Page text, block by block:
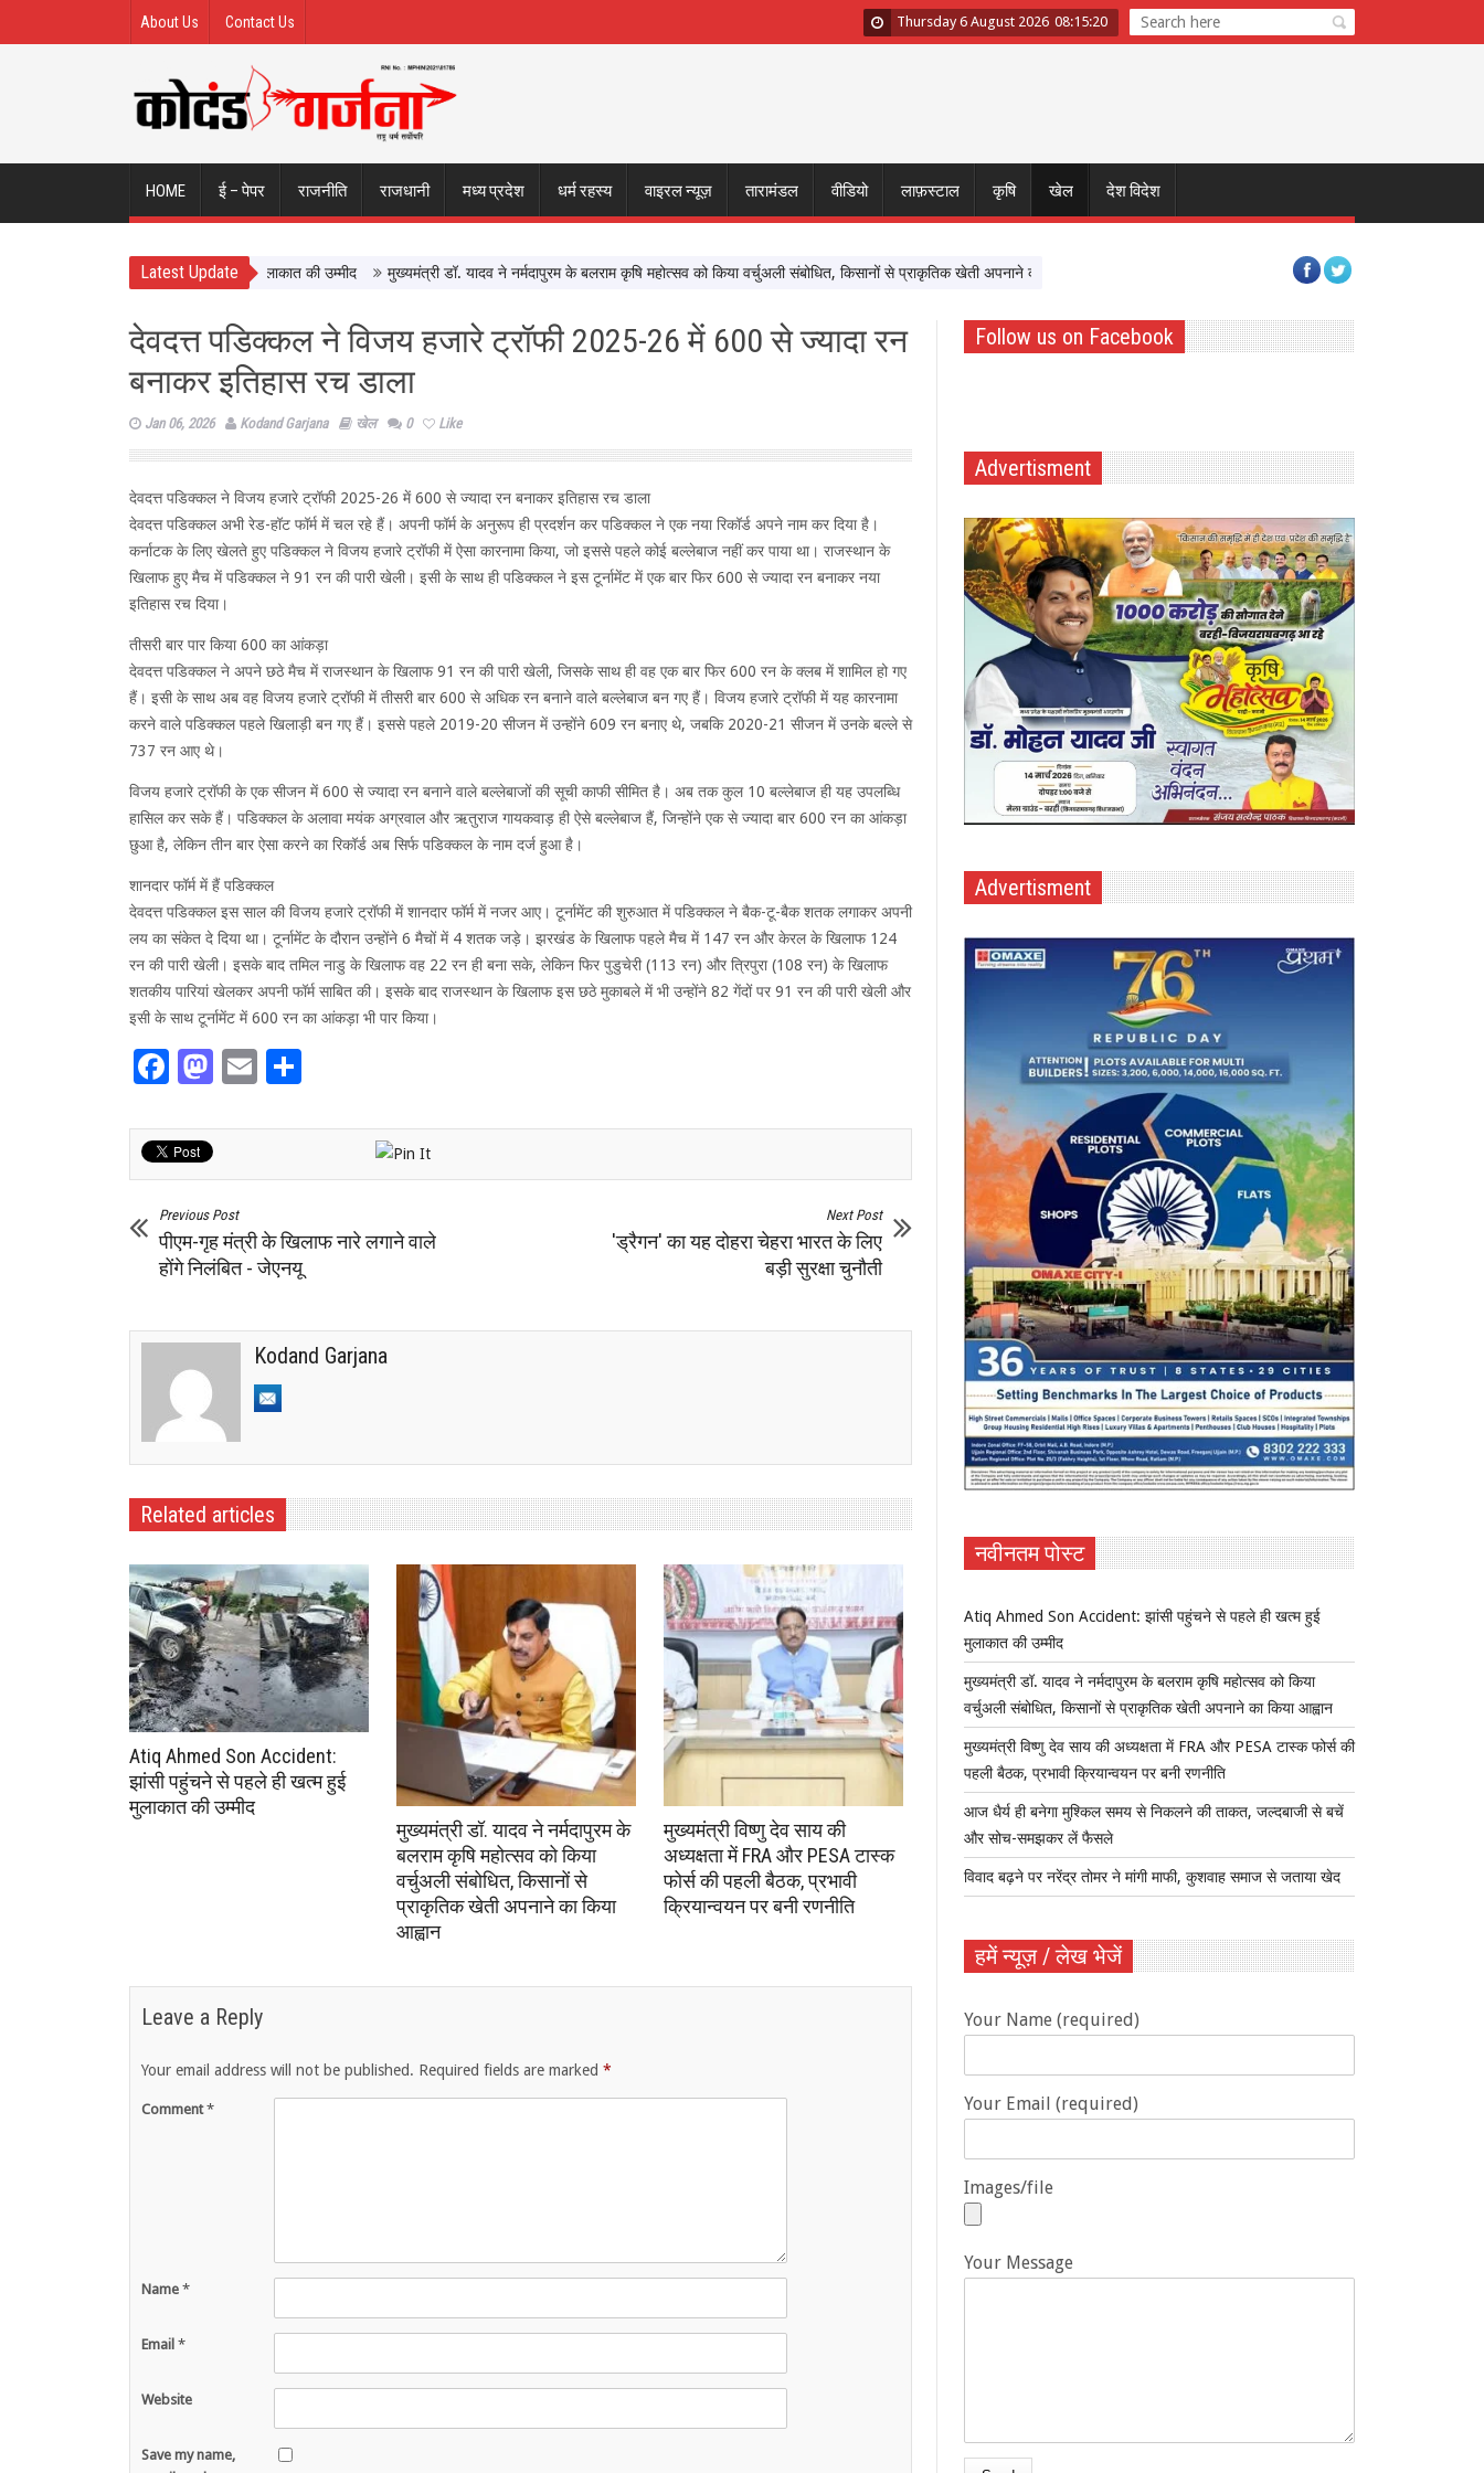
About Us Contact Us Thursday 6 August 2026 08:15:20
HOME ई – पेपर राजनीति राजधानी मध्य प्रदेश धर्म रहस्य वाइरल न्यूज़ तारामंडल वीडियो लाफ़स्टाल कृषि खेल देश विदेश
Latest Update
झांसी पहुंचने से पहले ही खत्म हुई मुलाकात की उम्मीद मुख्यमंत्री डॉ. यादव ने नर्मदापुरम के बलराम कृषि महोत्सव को किया वर्चुअली संबोधित, किसानों से प्राकृतिक खेती अपनाने का किया आह्वान मुख्यमंत्री विष्णु देव साय की अध्यक्षता में FRA और PESA टास्क
देवदत्त पडिक्कल ने विजय हजारे ट्रॉफी 2025-26 में 600 से ज्यादा रन
बनाकर इतिहास रच डाला
Jan 06, 2026 Kodand Garjana खेल 0 Like
देवदत्त पडिक्कल ने विजय हजारे ट्रॉफी 2025-26 में 600 से ज्यादा रन बनाकर इतिहास रच डाला
देवदत्त पडिक्कल अभी रेड-हॉट फॉर्म में चल रहे हैं। अपनी फॉर्म के अनुरूप ही प्रदर्शन कर पडिक्कल ने एक नया रिकॉर्ड अपने नाम कर दिया है।
कर्नाटक के लिए खेलते हुए पडिक्कल ने विजय हजारे ट्रॉफी में ऐसा कारनामा किया, जो इससे पहले कोई बल्लेबाज नहीं कर पाया था। राजस्थान के
खिलाफ हुए मैच में पडिक्कल ने 91 रन की पारी खेली। इसी के साथ ही पडिक्कल ने इस टूर्नामेंट में एक बार फिर 600 से ज्यादा रन बनाकर नया
इतिहास रच दिया।
तीसरी बार पार किया 600 का आंकड़ा
देवदत्त पडिक्कल ने अपने छठे मैच में राजस्थान के खिलाफ 91 रन की पारी खेली, जिसके साथ ही वह एक बार फिर 600 रन के क्लब में शामिल हो गए
हैं। इसी के साथ अब वह विजय हजारे ट्रॉफी में तीसरी बार 600 से अधिक रन बनाने वाले बल्लेबाज बन गए हैं। विजय हजारे ट्रॉफी में यह कारनामा
करने वाले पडिक्कल पहले खिलाड़ी बन गए हैं। इससे पहले 2019-20 सीजन में उन्होंने 609 रन बनाए थे, जबकि 2020-21 सीजन में उनके बल्ले से
737 रन आए थे।
विजय हजारे ट्रॉफी के एक सीजन में 600 से ज्यादा रन बनाने वाले बल्लेबाजों की सूची काफी सीमित है। अब तक कुल 10 बल्लेबाज ही यह उपलब्धि
हासिल कर सके हैं। पडिक्कल के अलावा मयंक अग्रवाल और ऋतुराज गायकवाड़ ही ऐसे बल्लेबाज हैं, जिन्होंने एक से ज्यादा बार 600 रन का आंकड़ा
छुआ है, लेकिन तीन बार ऐसा करने का रिकॉर्ड अब सिर्फ पडिक्कल के नाम दर्ज हुआ है।
शानदार फॉर्म में हैं पडिक्कल
देवदत्त पडिक्कल इस साल की विजय हजारे ट्रॉफी में शानदार फॉर्म में नजर आए। टूर्नामेंट की शुरुआत में पडिक्कल ने बैक-टू-बैक शतक लगाकर अपनी
लय का संकेत दे दिया था। टूर्नामेंट के दौरान उन्होंने 6 मैचों में 4 शतक जड़े। झरखंड के खिलाफ पहले मैच में 147 रन और केरल के खिलाफ 124
रन की पारी खेली। इसके बाद तमिल नाडु के खिलाफ वह 22 रन ही बना सके, लेकिन फिर पुडुचेरी (113 रन) और त्रिपुरा (108 रन) के खिलाफ
शतकीय पारियां खेलकर अपनी फॉर्म साबित की। इसके बाद राजस्थान के खिलाफ इस छठे मुकाबले में भी उन्होंने 82 गेंदों पर 91 रन की पारी खेली और
इसी के साथ टूर्नामेंट में 600 रन का आंकड़ा भी पार किया।
Facebook
Mastodon
Email
Previous Post
पीएम-गृह मंत्री के खिलाफ नारे लगाने वाले
होंगे निलंबित - जेएनयू
Next Post
'ड्रैगन' का यह दोहरा चेहरा भारत के लिए
बड़ी सुरक्षा चुनौती
Kodand Garjana
Related articles
Atiq Ahmed Son Accident:
झांसी पहुंचने से पहले ही खत्म हुई
मुलाकात की उम्मीद
मुख्यमंत्री डॉ. यादव ने नर्मदापुरम के
बलराम कृषि महोत्सव को किया
वर्चुअली संबोधित, किसानों से
प्राकृतिक खेती अपनाने का किया
आह्वान
मुख्यमंत्री विष्णु देव साय की
अध्यक्षता में FRA और PESA टास्क
फोर्स की पहली बैठक, प्रभावी
क्रियान्वयन पर बनी रणनीति
Leave a Reply
Your email address will not be published. Required fields are marked *
Comment*
Name *
Email *
Website
Save my name,
Follow us on Facebook
Advertisment
Advertisment
नवीनतम पोस्ट
Atiq Ahmed Son Accident: झांसी पहुंचने से पहले ही खत्म हुई
मुलाकात की उम्मीद
मुख्यमंत्री डॉ. यादव ने नर्मदापुरम के बलराम कृषि महोत्सव को किया
वर्चुअली संबोधित, किसानों से प्राकृतिक खेती अपनाने का किया आह्वान
मुख्यमंत्री विष्णु देव साय की अध्यक्षता में FRA और PESA टास्क फोर्स की
पहली बैठक, प्रभावी क्रियान्वयन पर बनी रणनीति
आज धैर्य ही बनेगा मुश्किल समय से निकलने की ताकत, जल्दबाजी से बचें
और सोच-समझकर लें फैसले
विवाद बढ़ने पर नरेंद्र तोमर ने मांगी माफी, कुशवाह समाज से जताया खेद
हमें न्यूज़ / लेख भेजें
Your Name (required)
Your Email (required)
Images/file
Your Message